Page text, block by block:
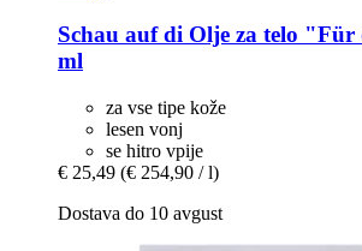
Schau auf di Olje za telo
ml
za vse tipe kože
lesen vonj
se hitro vpije
€ 25,49 (€ 254,90 / l)
Dostava do 10 avgust